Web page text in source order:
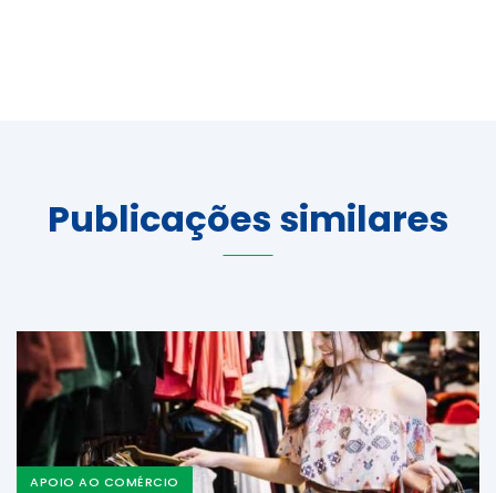
Publicações similares
APOIO AO COMÉRCIO